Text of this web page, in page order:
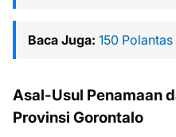
Baca Juga: 150
Asal-Usul Penamaan
Provinsi Gorontalo